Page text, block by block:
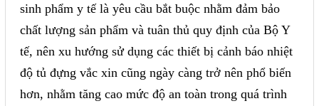
sinh phẩm y tế là yêu cầu bắt buộc nhằm đảm bảo
chất lượng sản phẩm và tuân thủ quy định của Bộ Y
tế, nên xu hướng sử dụng các thiết bị cảnh báo nhiệt
độ tủ đựng vắc xin cũng ngày càng trở nên phổ biến
hơn, nhằm tăng cao mức độ an toàn trong quá trình
Thiết bị cảnh báo
Bộ điều khiển nhiệt độ
Bộ đếm - Bộ hẹn giờ